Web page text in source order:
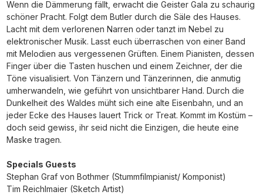
Wenn die Dämmerung fällt, erwacht die Geister Gala zu schaurig
schöner Pracht. Folgt dem Butler durch die Säle des Hauses.
Lacht mit dem verlorenen Narren oder tanzt im Nebel zu
elektronischer Musik. Lasst euch überraschen von einer Band
mit Melodien aus vergessenen Grüften. Einem Pianisten, dessen
Finger über die Tasten huschen und einem Zeichner, der die
Töne visualisiert. Von Tänzern und Tänzerinnen, die anmutig
umherwandeln, wie geführt von unsichtbarer Hand. Durch die
Dunkelheit des Waldes müht sich eine alte Eisenbahn, und an
jeder Ecke des Hauses lauert Trick or Treat. Kommt im Kostüm –
doch seid gewiss, ihr seid nicht die Einzigen, die heute eine
Maske tragen.
Specials Guests
Stephan Graf von Bothmer (Stummfilmpianist/ Komponist)
Tim Reichlmaier (Sketch Artist)